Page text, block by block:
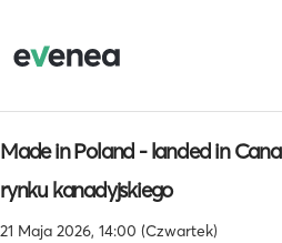
Made in Poland - landed in
rynku kanadyjskiego
21 Maja 2026, 14:00 (Czwartek)